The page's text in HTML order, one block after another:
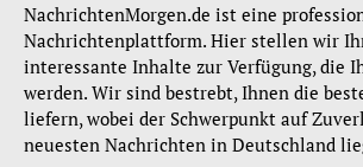
NachrichtenMorgen.de ist eine
Nachrichtenplattform. Hier stellen wir
interessante Inhalte zur Verfügung, die
werden. Wir sind bestrebt, Ihnen die
liefern, wobei der Schwerpunkt auf
neuesten Nachrichten in Deutschland